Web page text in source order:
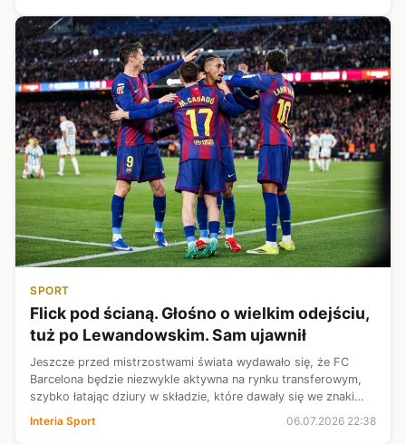
SPORT
Flick pod ścianą. Głośno o wielkim odejściu,
tuż po Lewandowskim. Sam ujawnił
Jeszcze przed mistrzostwami świata wydawało się, że FC
Barcelona będzie niezwykle aktywna na rynku transferowym,
szybko łatając dziury w składzie, które dawały się we znaki
pożegnał się R...
Interia Sport 06.07.2026 22:38